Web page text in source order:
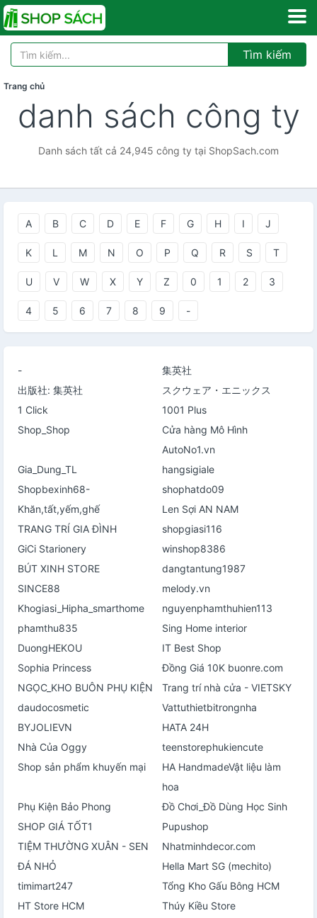
Tìm kiếm
Trang chủ
danh sách công ty
Danh sách tất cả 24,945 công ty tại ShopSach.com
A B C D E F G H I J
K L M N O P Q R S T
U V W X Y Z 0 1 2 3
4 5 6 7 8 9 -
-
集英社
出版社: 集英社
スクウェア・エニックス
1 Click
1001 Plus
Shop_Shop
Cửa hàng Mô Hình
AutoNo1.vn
Gia_Dung_TL
hangsigiale
Shopbexinh68-
Khăn,tất,yếm,ghế
shophatdo09
Len Sợi AN NAM
TRANG TRÍ GIA ĐÌNH
shopgiasi116
GiCi Starionery
winshop8386
BÚT XINH STORE
dangtantung1987
SINCE88
melody.vn
Khogiasi_Hipha_smarthome
nguyenphamthuhien113
phamthu835
Sing Home interior
DuongHEKOU
IT Best Shop
Sophia Princess
Đồng Giá 10K buonre.com
NGỌC_KHO BUÔN PHỤ KIỆN
Trang trí nhà cửa - VIETSKY
daudocosmetic
Vattuthietbitrongnha
BYJOLIEVN
HATA 24H
Nhà Của Oggy
teenstorephukiencute
Shop sản phẩm khuyến mại
HA HandmadeVật liệu làm
hoa
Phụ Kiện Bảo Phong
Đồ Chơi_Đồ Dùng Học Sinh
SHOP GIÁ TỐT1
Pupushop
TIỆM THƯỜNG XUÂN - SEN
ĐÁ NHỎ
Nhatminhdecor.com
Hella Mart SG (mechito)
timimart247
Tổng Kho Gấu Bông HCM
HT Store HCM
Thúy Kiều Store